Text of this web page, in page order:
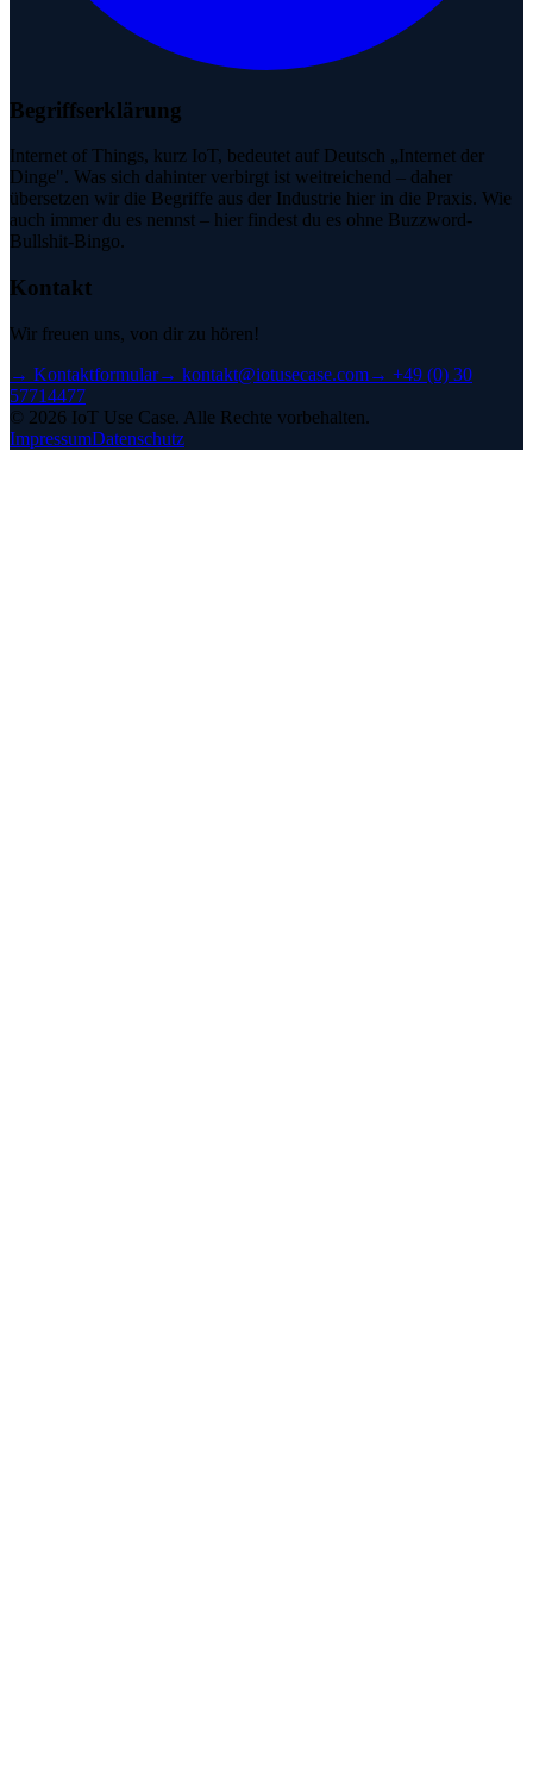
Begriffserklärung
Internet of Things, kurz IoT, bedeutet auf Deutsch „Internet der
Dinge". Was sich dahinter verbirgt ist weitreichend – daher
übersetzen wir die Begriffe aus der Industrie hier in die Praxis. Wie
auch immer du es nennst – hier findest du es ohne Buzzword-
Bullshit-Bingo.
Kontakt
Wir freuen uns, von dir zu hören!
→ Kontaktformular→ kontakt@iotusecase.com→ +49 (0) 30
57714477
© 2026 IoT Use Case. Alle Rechte vorbehalten.
ImpressumDatenschutz